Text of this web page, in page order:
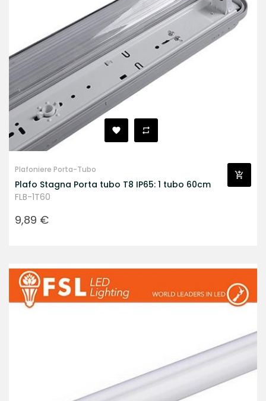
Plafoniere Porta-Tubo
Plafo Stagna Porta tubo T8 IP65: 1 tubo 60cm
FLB-1T60
Prezzo
9,89 €